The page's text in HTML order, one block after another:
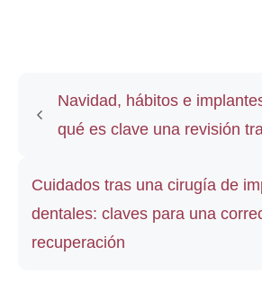
Navidad, hábitos e
qué es clave una revisión
Cuidados tras una cirugía de
dentales: claves para una
recuperación